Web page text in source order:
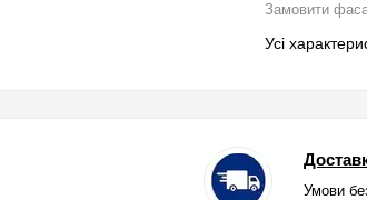
Замовити
Усі
Умови